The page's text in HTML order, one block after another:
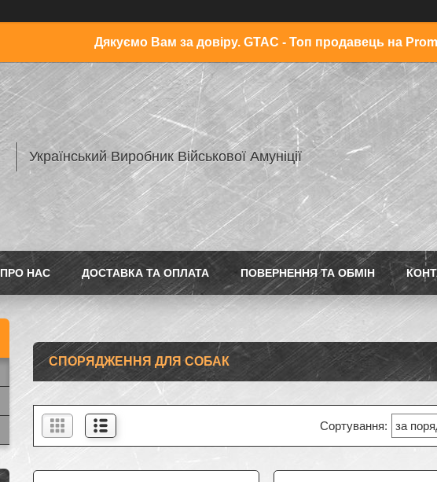
Дякуємо Вам за довіру. GTAC - Топ продавець на Prom
Український Виробник Військової Амуніції
ПРО НАС ДОСТАВКА ТА ОПЛАТА ПОВЕРНЕННЯ ТА ОБМІН
СПОРЯДЖЕННЯ ДЛЯ СОБАК